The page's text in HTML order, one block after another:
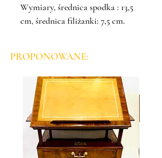
Wymiary, średnica spodka : 13,5
cm, średnica filiżanki: 7,5 cm.
PROPONOWANE: